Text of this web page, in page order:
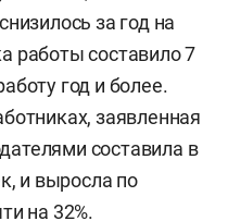
за год на
работы составило 7
год и более.
заявленная
составила в
и выросла по
на 32%.